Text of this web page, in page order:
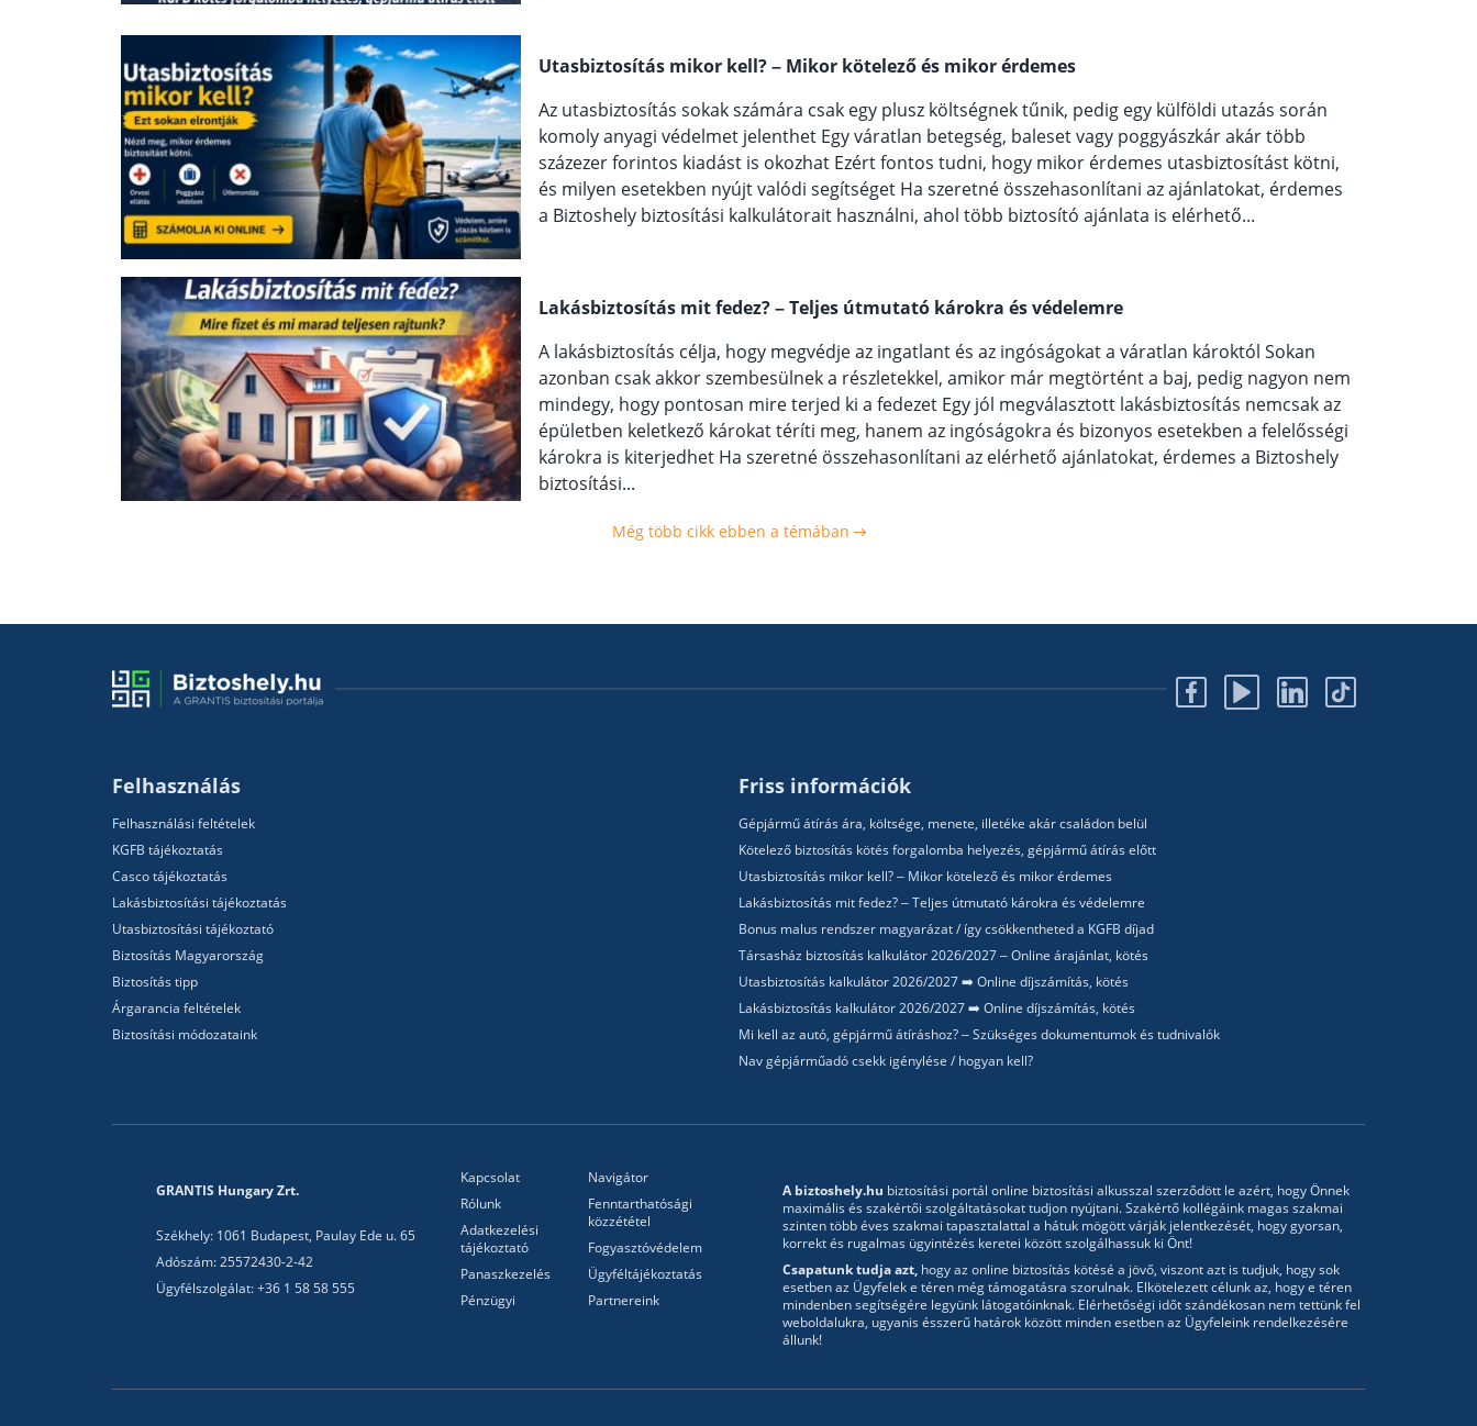
Utasbiztosítás mikor kell? – Mikor kötelező és mikor érdemes
Az utasbiztosítás sokak számára csak egy plusz költségnek tűnik, pedig egy külföldi utazás során
komoly anyagi védelmet jelenthet Egy váratlan betegség, baleset vagy poggyászkár akár több
százezer forintos kiadást is okozhat Ezért fontos tudni, hogy mikor érdemes utasbiztosítást kötni,
és milyen esetekben nyújt valódi segítséget Ha szeretné összehasonlítani az ajánlatokat, érdemes
a Biztoshely biztosítási kalkulátorait használni, ahol több biztosító ajánlata is elérhető...
Lakásbiztosítás mit fedez? – Teljes útmutató károkra és védelemre
A lakásbiztosítás célja, hogy megvédje az ingatlant és az ingóságokat a váratlan károktól Sokan
azonban csak akkor szembesülnek a részletekkel, amikor már megtörtént a baj, pedig nagyon nem
mindegy, hogy pontosan mire terjed ki a fedezet Egy jól megválasztott lakásbiztosítás nemcsak az
épületben keletkező károkat téríti meg, hanem az ingóságokra és bizonyos esetekben a felelősségi
károkra is kiterjedhet Ha szeretné összehasonlítani az elérhető ajánlatokat, érdemes a Biztoshely
biztosítási...
Még több cikk ebben a témában
Felhasználás
Felhasználási feltételek
KGFB tájékoztatás
Casco tájékoztatás
Lakásbiztosítási tájékoztatás
Utasbiztosítási tájékoztató
Biztosítás Magyarország
Biztosítás tipp
Árgarancia feltételek
Biztosítási módozataink
Friss információk
Gépjármű átírás ára, költsége, menete, illetéke akár családon belül
Kötelező biztosítás kötés forgalomba helyezés, gépjármű átírás előtt
Utasbiztosítás mikor kell? – Mikor kötelező és mikor érdemes
Lakásbiztosítás mit fedez? – Teljes útmutató károkra és védelemre
Bonus malus rendszer magyarázat / így csökkentheted a KGFB díjad
Társasház biztosítás kalkulátor 2026/2027 – Online árajánlat, kötés
Utasbiztosítás kalkulátor 2026/2027 ➡️ Online díjszámítás, kötés
Lakásbiztosítás kalkulátor 2026/2027 ➡️ Online díjszámítás, kötés
Mi kell az autó, gépjármű átíráshoz? – Szükséges dokumentumok és tudnivalók
Nav gépjárműadó csekk igénylése / hogyan kell?
GRANTIS Hungary Zrt.
Székhely: 1061 Budapest, Paulay Ede u. 65
Adószám: 25572430-2-42
Ügyfélszolgálat: +36 1 58 58 555
Kapcsolat
Rólunk
Adatkezelési
tájékoztató
Panaszkezelés
Pénzügyi
Navigátor
Fenntarthatósági
közzététel
Fogyasztóvédelem
Ügyféltájékoztatás
Partnereink
A biztoshely.hu biztosítási portál online biztosítási alkusszal szerződött le azért, hogy Önnek
maximális és szakértői szolgáltatásokat tudjon nyújtani. Szakértő kollégáink magas szakmai
szinten több éves szakmai tapasztalattal a hátuk mögött várják jelentkezését, hogy gyorsan,
korrekt és rugalmas ügyintézés keretei között szolgálhassuk ki Önt!
Csapatunk tudja azt,hogy az online biztosítás kötésé a jövő, viszont azt is tudjuk, hogy sok
esetben az Ügyfelek e téren még támogatásra szorulnak. Elkötelezett célunk az, hogy e téren
mindenben segítségére legyünk látogatóinknak. Elérhetőségi időt szándékosan nem tettünk fel
weboldalukra, ugyanis ésszerű határok között minden esetben az Ügyfeleink rendelkezésére
állunk!